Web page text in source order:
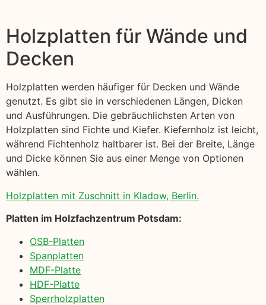
Holzplatten für Wände und
Decken
Holzplatten werden häufiger für Decken und Wände
genutzt. Es gibt sie in verschiedenen Längen, Dicken
und Ausführungen. Die gebräuchlichsten Arten von
Holzplatten sind Fichte und Kiefer. Kiefernholz ist leicht,
während Fichtenholz haltbarer ist. Bei der Breite, Länge
und Dicke können Sie aus einer Menge von Optionen
wählen.
Holzplatten mit Zuschnitt in Kladow, Berlin.
Platten im Holzfachzentrum Potsdam:
OSB-Platten
Spanplatten
MDF-Platte
HDF-Platte
Sperrholzplatten